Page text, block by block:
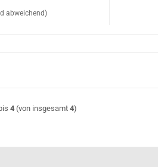
abweichend)
bis 4 (von insgesamt 4)